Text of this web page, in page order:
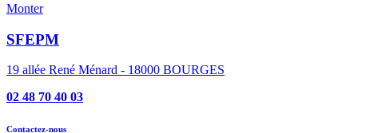
Monter
SFEPM
19 allée René Ménard - 18000 BOURGES
02 48 70 40 03
Contactez-nous